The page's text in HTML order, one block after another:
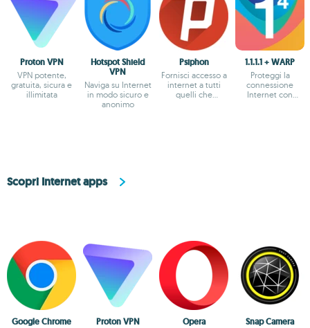
Proton VPN
VPN potente,
gratuita, sicura e
illimitata
Hotspot Shield
VPN
Naviga su Internet
in modo sicuro e
anonimo
Psiphon
Fornisci accesso a
internet a tutti
quelli che
1.1.1.1 + WARP
Proteggi la
connessione
Internet con
Scopri Internet apps
Google Chrome Proton VPN Opera Snap Camera